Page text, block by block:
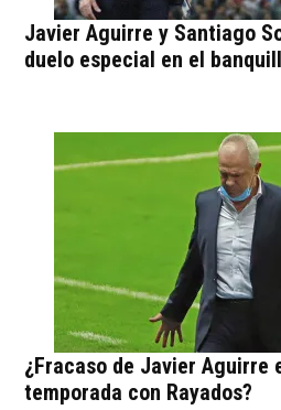
Javier Aguirre y Santiago
duelo especial en el
¿Fracaso de Javier Aguirre
temporada con Rayados?